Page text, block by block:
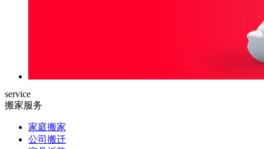
service
搬家服务
家庭搬家
公司搬迁